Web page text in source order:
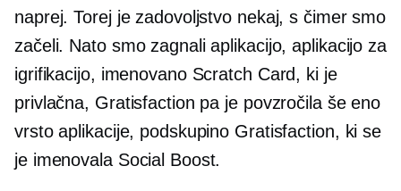
naprej. Torej je zadovoljstvo nekaj, s čimer smo
začeli. Nato smo zagnali aplikacijo, aplikacijo za
igrifikacijo, imenovano Scratch Card, ki je
privlačna, Gratisfaction pa je povzročila še eno
vrsto aplikacije, podskupino Gratisfaction, ki se
je imenovala Social Boost.